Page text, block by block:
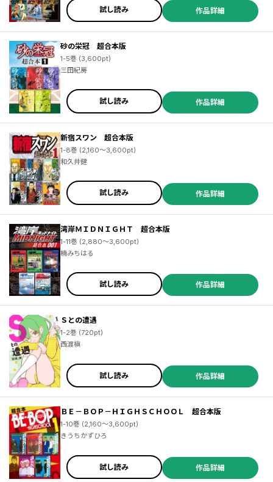
試し読み 作品詳細
砂の栄冠 超合本版
1-5巻 (3,600pt)
三田紀房
試し読み 作品詳細
新宿スワン 超合本版
1-8巻 (2,160～3,600pt)
和久井健
試し読み 作品詳細
湾岸ＭＩＤＮＩＧＨＴ 超合本版
1-11巻 (2,880～3,600pt)
楠みちはる
試し読み 作品詳細
Ｓとの遭遇
1-2巻 (720pt)
西渡槇
試し読み 作品詳細
ＢＥ－ＢＯＰ－ＨＩＧＨＳＣＨＯＯＬ 超合本版
1-10巻 (2,160～3,600pt)
きうちかずひろ
試し読み 作品詳細